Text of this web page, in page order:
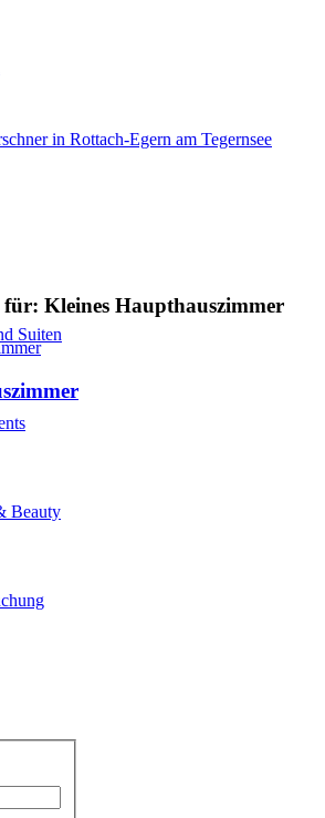
Suiten
Beauty
für: Kleines Haupthauszimmer